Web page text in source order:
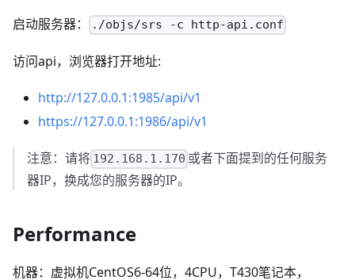
启动服务器： ./objs/srs -c http-api.conf
访问api，浏览器打开地址:
http://127.0.0.1:1985/api/v1
https://127.0.0.1:1986/api/v1
注意：请将 192.168.1.170 或者下面提到的任何服务
器IP，换成您的服务器的IP。
Performance
机器：虚拟机CentOS6-64位，4CPU，T430笔记本，